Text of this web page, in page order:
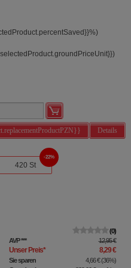
)
)
Details
420 St
22%
0
AVP*** 12,95 €
Unser Preis* 8,29 €
Sie sparen 4,66 €(36%)